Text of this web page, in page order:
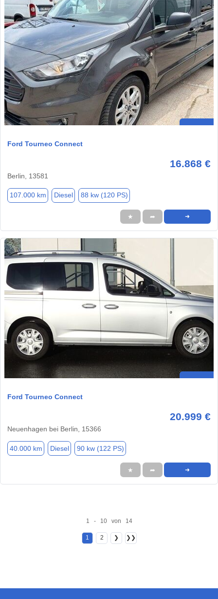
Ford Tourneo Connect
16.868 €
Berlin, 13581
107.000 km Diesel 88 kw (120 PS)
★ ➦ ➜
Ford Tourneo Connect
20.999 €
Neuenhagen bei Berlin, 15366
40.000 km Diesel 90 kw (122 PS)
★ ➦ ➜
1 - 10 von 14
1 2 ❯ ❯❯